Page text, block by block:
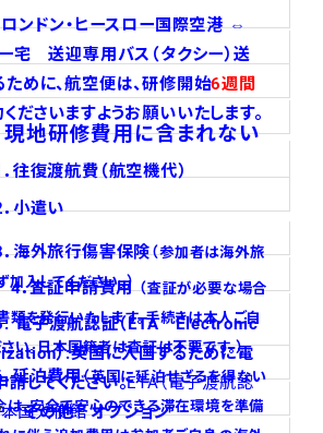
・ヒースロー国際空港 ⇔
宅 送迎専用バス（タクシー）送
めに、航空便は、研修開始6週間
ださいますようお願いいたします。
研修費用に含まれない
費（航空機代）
い
行傷害保険（参加者は海外旅
入してください。）
申請費用（査証が必要な場合
を発行いたします。手続きは本人ご自
さい。日本国籍者は査証は不要です。）
電子渡航認証（ETA Electronic
）:英国に入国するために電
してください。ETA（電子渡航認
国大使館
費用（英国に延泊せざるを得ない
、安全で安心のできる滞在環境を準備
. その他 オプション